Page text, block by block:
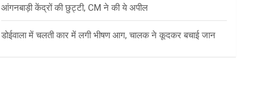
आंगनबाड़ी केंद्रों की छुट्टी, CM ने की ये अपील
डोईवाला में चलती कार में लगी भीषण आग, चालक ने कूदकर बचाई जान